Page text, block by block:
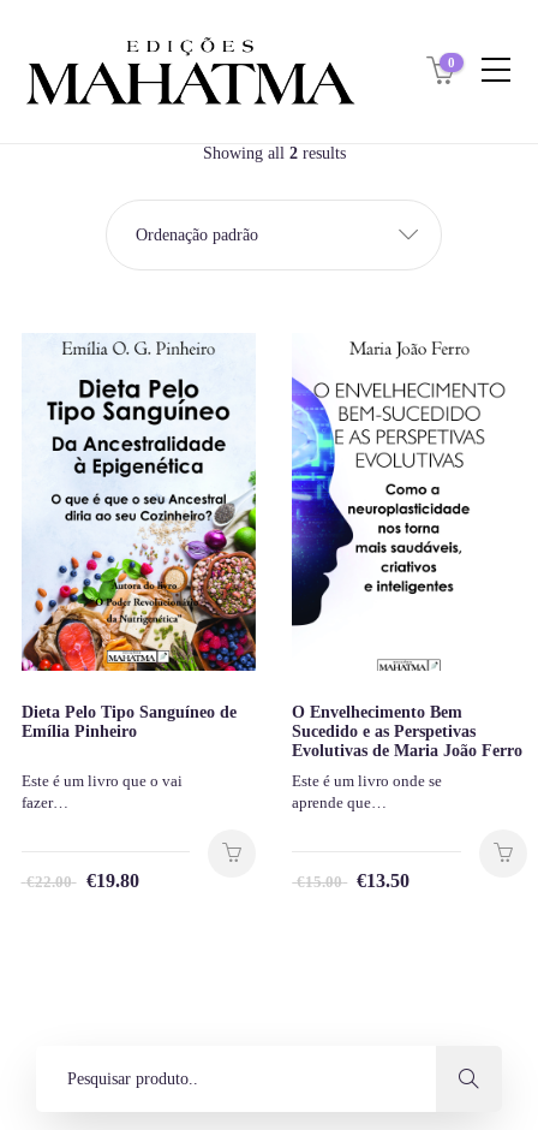
0
Showing all 2results
Ordenação padrão
Dieta Pelo Tipo Sanguíneo de
Emília Pinheiro
Este é um livro que o vai
fazer…
€22.00 €19.80
O Envelhecimento Bem
Sucedido e as Perspetivas
Evolutivas de Maria João Ferro
Este é um livro onde se
aprende que…
€15.00 €13.50